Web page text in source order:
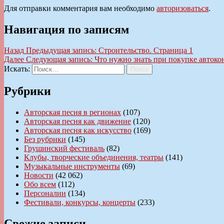
Для отправки комментария вам необходимо авторизоваться.
Навигация по записям
Назад Предыдущая запись: Строительство. Страница 1
Далее Следующая запись: Что нужно знать при покупке
Искать:
Поиск
Рубрики
Авторская песня в регионах (107)
Авторская песня как движение (120)
Авторская песня как искусство (169)
Без рубрики (145)
Грушинский фестиваль (82)
Клубы, творческие объединения, театры (141)
Музыкальные инструменты (69)
Новости (42 062)
Обо всем (112)
Персоналии (134)
Фестивали, конкурсы, концерты (233)